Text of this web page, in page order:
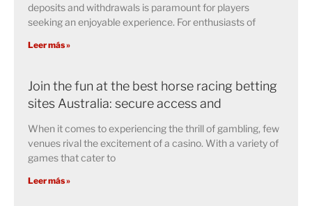
deposits and withdrawals is paramount for players
seeking an enjoyable experience. For enthusiasts of
Leer más »
Join the fun at the best horse racing betting
sites Australia: secure access and
When it comes to experiencing the thrill of gambling, few
venues rival the excitement of a casino. With a variety of
games that cater to
Leer más »